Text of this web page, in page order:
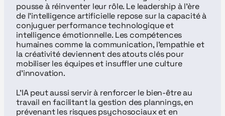
pousse à réinventer leur rôle. Le leadership à l’ère
de l’intelligence artificielle repose sur la capacité à
conjuguer performance technologique et
intelligence émotionnelle. Les compétences
humaines comme la communication, l’empathie et
la créativité deviennent des atouts clés pour
mobiliser les équipes et insuffler une culture
d’innovation.
L’IA peut aussi servir à renforcer le bien-être au
travail en facilitant la gestion des plannings, en
prévenant les risques psychosociaux et en